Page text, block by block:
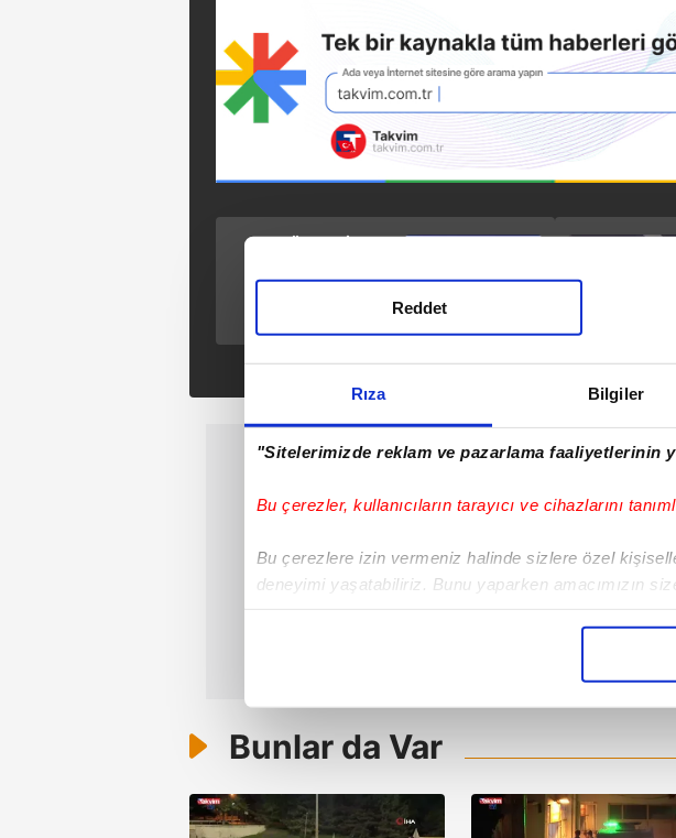
Rıza Bilgiler
"Sitelerimizde reklam ve pazarlama faaliyetlerinin
Bu çerezler, kullanıcıların tarayıcı ve cihazlarını
Bu çerezlere izin vermeniz halinde sizlere özel
deneyimi yaşatabiliriz. Bunu yaparken amacımızın
Sizlere daha iyi bir hizmet sunabilmek için İnternet
amacıyla kullanılmaktadır. Diğer çerezler, sitemizin
reklam/pazarlama faaliyetlerinin yapılması,
Reddet
TOKİ'den dar
gelirliye 280 bin
konut! TOKİ'nin
konut projesinde
hangi ilde fiyat ne?
Bunlar da Var